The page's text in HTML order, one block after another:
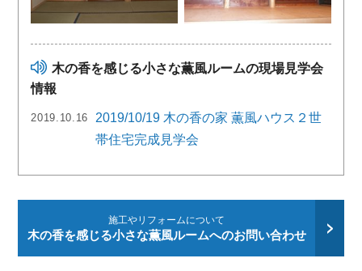
木の香を感じる小さな薫風ルームの現場見学会
情報
2019.10.16
2019/10/19 木の香の家 薫風ハウス２世
帯住宅完成見学会
施工やリフォームについて
木の香を感じる小さな薫風ルームへのお問い合わせ